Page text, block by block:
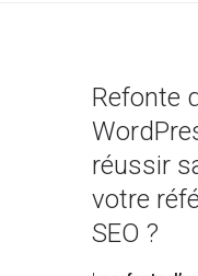
Refonte
réussir
votre
SEO ?